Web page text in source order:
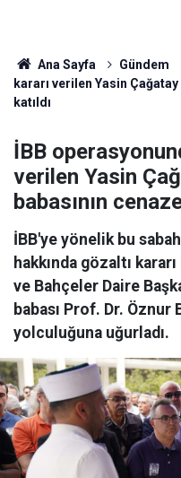
Ana Sayfa Gündem
kararı verilen Yasin
katıldı
İBB
verilen Yasin
babasının
İBB'ye yönelik bu
hakkında gözaltı
ve Bahçeler Daire
babası Prof. Dr.
yolculuğuna uğurladı.